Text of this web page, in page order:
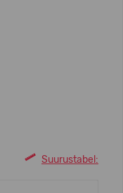
Suurustabel: